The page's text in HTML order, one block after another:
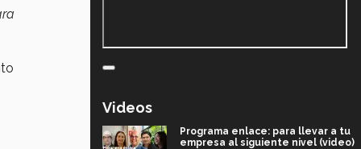
Videos
Programa enlace: para llevar a tu
empresa al siguiente nivel (video)